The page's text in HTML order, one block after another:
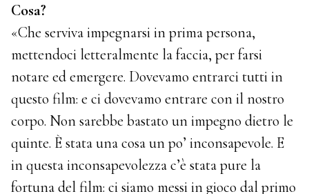
Cosa?
«Che serviva impegnarsi in prima persona,
mettendoci letteralmente la faccia, per farsi
notare ed emergere. Dovevamo entrarci tutti in
questo film: e ci dovevamo entrare con il nostro
corpo. Non sarebbe bastato un impegno dietro le
quinte. È stata una cosa un po’ inconsapevole. E
in questa inconsapevolezza c’è stata pure la
fortuna del film: ci siamo messi in gioco dal primo